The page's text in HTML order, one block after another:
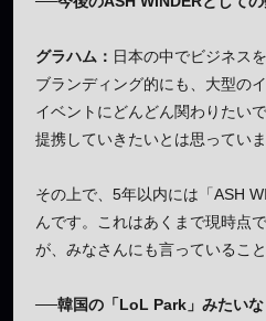
グラハム： 日本の中でビジネス
ブランディング的にも、大型の
イベントにどんどん関わりたい
提携していきたいとは思っていま
その上で、5年以内には「ASH
んです。これはあくまで現時点
が、みなさんにも言っていること
──韓国の「LoL Park」みたい